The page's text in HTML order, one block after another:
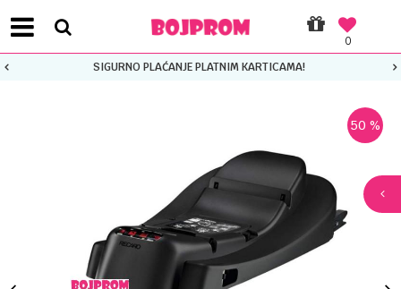
0
SIGURNO PLAĆANJE PLATNIM KARTICAMA!
50 %